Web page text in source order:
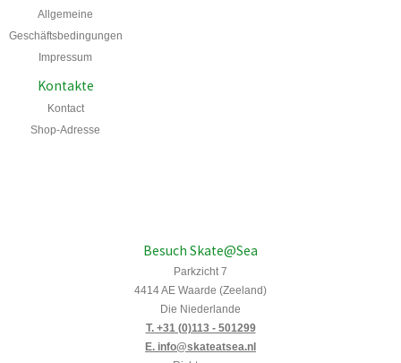
Allgemeine
Geschäftsbedingungen
Impressum
Kontakte
Kontact
Shop-Adresse
Besuch Skate@Sea
Parkzicht 7
4414 AE Waarde (Zeeland)
Die Niederlande
T. +31 (0)113 - 501299
E. info@skateatsea.nl